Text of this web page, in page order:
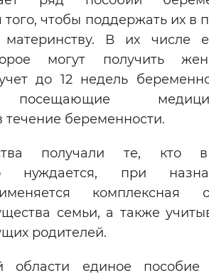
Цвет сайта
Инверсивный
Синий фон
Изображения
Выключены
Остановить
чтобы поддержать их в
материнству. В их числе
могут получить
до 12 недель
посещающие
беременности.
получали те, кто
нуждается, при
комплексная
семьи, а также
родителей.
области единое пособие